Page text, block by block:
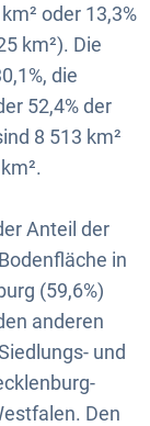
oder 13,3%
km²). Die
die
52,4% der
8 513 km²
Anteil der
in
(59,6%)
anderen
und
Den